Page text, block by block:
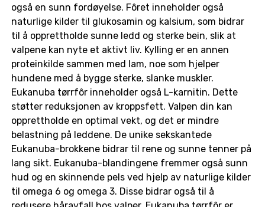
også en sunn fordøyelse. Fôret inneholder også
naturlige kilder til glukosamin og kalsium, som bidrar
til å opprettholde sunne ledd og sterke bein, slik at
valpene kan nyte et aktivt liv. Kylling er en annen
proteinkilde sammen med lam, noe som hjelper
hundene med å bygge sterke, slanke muskler.
Eukanuba tørrfôr inneholder også L-karnitin. Dette
støtter reduksjonen av kroppsfett. Valpen din kan
opprettholde en optimal vekt, og det er mindre
belastning på leddene. De unike sekskantede
Eukanuba-brokkene bidrar til rene og sunne tenner på
lang sikt. Eukanuba-blandingene fremmer også sunn
hud og en skinnende pels ved hjelp av naturlige kilder
til omega 6 og omega 3. Disse bidrar også til å